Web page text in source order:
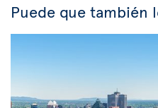
Puede que también